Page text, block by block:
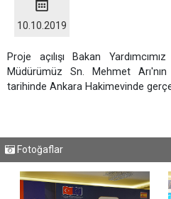
10.10.2019
Proje açılışı Bakan
Müdürümüz Sn. Mehmet
tarihinde Ankara Hakimevinde
Fotoğaflar